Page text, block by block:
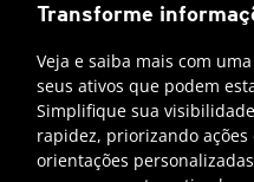
Transforme
Veja e saiba mais com
seus ativos que podem
Simplifique sua
rapidez, priorizando
orientações